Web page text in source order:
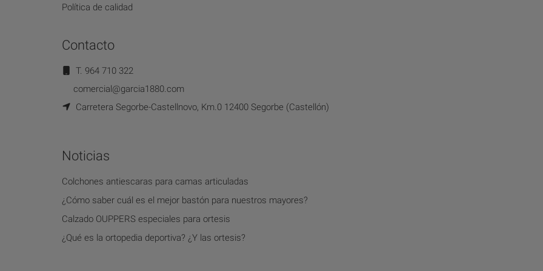
Política de calidad
Contacto
T. 964 710 322
comercial@garcia1880.com
Carretera Segorbe-Castellnovo, Km.0 12400 Segorbe (Castellón)
Noticias
Colchones antiescaras para camas articuladas
¿Cómo saber cuál es el mejor bastón para nuestros mayores?
Calzado OUPPERS especiales para ortesis
¿Qué es la ortopedia deportiva? ¿Y las ortesis?